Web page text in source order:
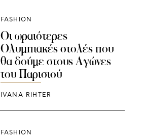
FASHION
Οι ωραιότερες
Ολυμπιακές στολές που
θα δούμε στους Αγώνες
του Παρισιού
IVANA RIHTER
FASHION